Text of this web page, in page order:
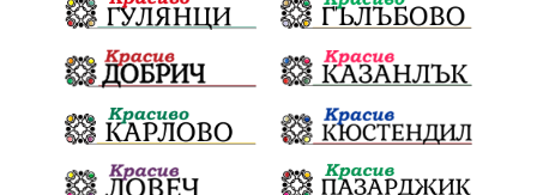
НационаленШампион ОрлинОрлиновЕнчев
ВСС СъдебнаРеформа Шантаж
ПолитическиНатиск ЗаплахаЗаАрест
ПартияВеличие ЕкатеринаДафовска Тракия